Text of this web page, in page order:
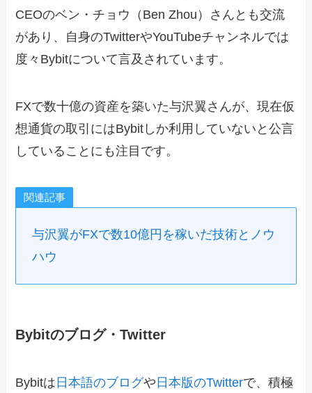
CEOのベン・チョウ（Ben Zhou）さんとも交流
があり、自身のTwitterやYouTubeチャンネルでは
度々Bybitについて言及されています。
FXで数十億の資産を築いた与沢翼さんが、現在仮
想通貨の取引にはBybitしか利用していないと公言
していることにも注目です。
関連記事
与沢翼がFXで数10億円を稼いだ技術とノウ
ハウ
Bybitのブログ・Twitter
Bybitは 日本語のブログや 日本版のTwitterで、積極